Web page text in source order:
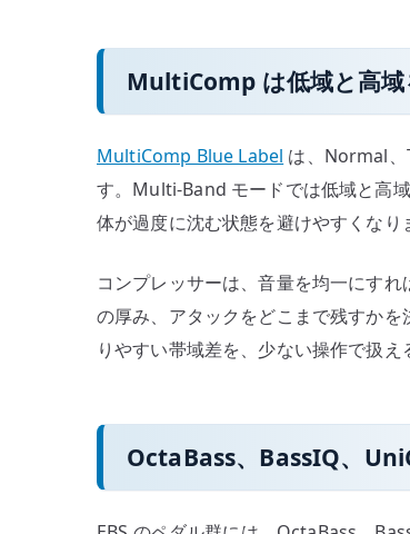
MultiComp は低域と高
MultiComp Blue Label は、Normal、
す。Multi-Band モードでは低域と高
体が過度に沈む状態を避けやすくなり
コンプレッサーは、音量を均一にす
の厚み、アタックをどこまで残すか
りやすい帯域差を、少ない操作で扱え
OctaBass、BassIQ、